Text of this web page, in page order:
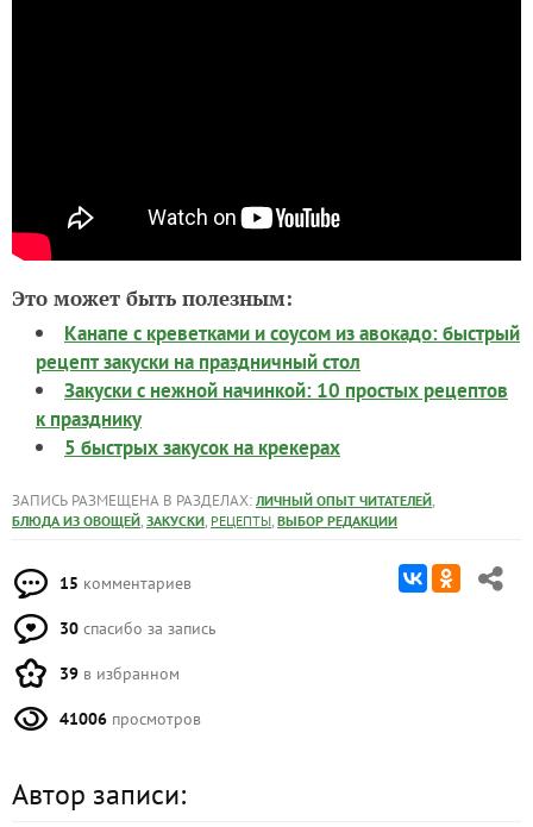
Это может быть полезным:
Канапе с креветками и соусом из авокадо: быстрый
рецепт закуски на праздничный стол
Закуски с нежной начинкой: 10 простых рецептов
к празднику
5 быстрых закусок на крекерах
ЗАПИСЬ РАЗМЕЩЕНА В РАЗДЕЛАХ: ЛИЧНЫЙ ОПЫТ ЧИТАТЕЛЕЙ,
БЛЮДА ИЗ ОВОЩЕЙ, ЗАКУСКИ, РЕЦЕПТЫ, ВЫБОР РЕДАКЦИИ
15 комментариев
30 спасибо за запись
39 в избранном
41006 просмотров
Автор записи: